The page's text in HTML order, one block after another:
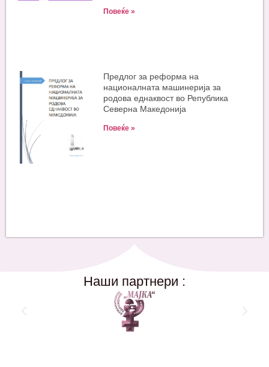
Повеќе »
Предлог за реформа на
националната машинерија за
родова еднаквост во Република
Северна Македонија
Повеќе »
Наши партнери :